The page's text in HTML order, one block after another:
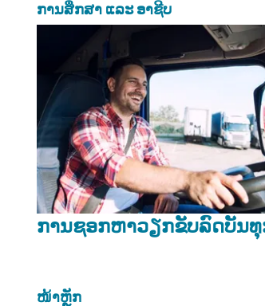
ການສຶກສາ ແລະ ອາຊີບ
ການຊອກຫາວຽກຂັບລົດບັນ
ໜ້າຫຼັກ